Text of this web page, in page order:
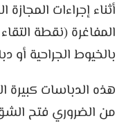
أثناء إجراءات
المفاغرة (نقطة
بالخيوط الجراحية أو
هذه الدباسات كبيرة
من الضروري فتح